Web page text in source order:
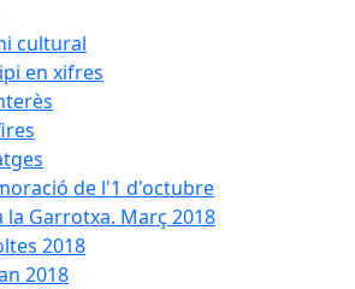
cultural
en xifres
de l'1 d'octubre
la Garrotxa. Març 2018
2018
2018